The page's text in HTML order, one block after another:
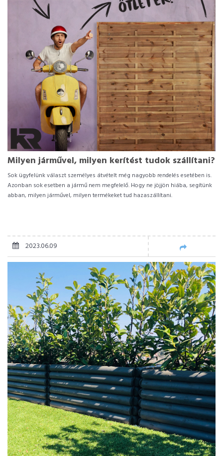
Milyen járművel, milyen kerítést tudok szállítani?
Sok ügyfelünk választ személyes átvételt még nagyobb rendelés esetében is.
Azonban sok esetben a jármű nem megfelelő. Hogy ne jöjjön hiába, segítünk
abban, milyen járművel, milyen termékeket tud hazaszállítani.
2023.06.09